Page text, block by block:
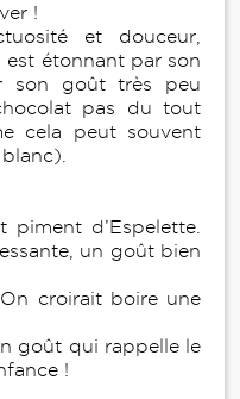
!
et douceur,
est étonnant par son
son goût très peu
pas du tout
cela peut souvent
d’Espelette.
un goût bien
croirait boire une
goût qui rappelle le
!